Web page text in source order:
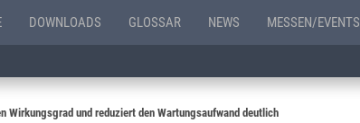
DOWNLOADS GLOSSAR NEWS MESSEN/EVENTS
Wirkungsgrad und reduziert den Wartungsaufwand deutlich